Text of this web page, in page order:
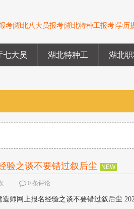
考|湖北八大员报考|湖北特种工报考|学历
七大员 湖北特种工 湖北
验之谈不要错过叙后尘 NEW
0 条评论
造师网上报名经验之谈不要错过叙后尘